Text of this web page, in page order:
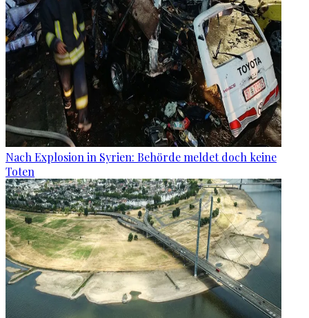
Nach Explosion in Syrien: Behörde meldet doch keine
Toten